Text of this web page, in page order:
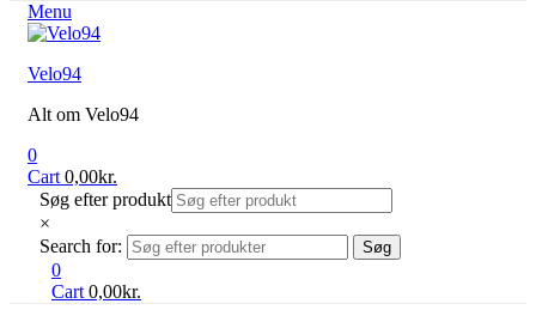
Menu
Velo94
Alt om Velo94
0
Cart 0,00kr.
Søg efter produkt
×
Search for:
Søg
0
Cart 0,00kr.